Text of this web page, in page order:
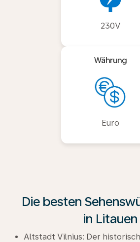
230V
Währung
Euro
Die besten
in Litauen
Altstadt Vilnius: Der